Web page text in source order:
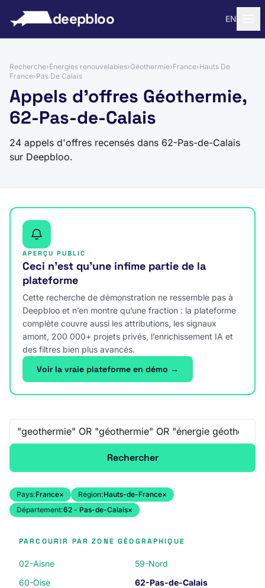
deepbloo EN
Recherche›Énergies renouvelables›Géothermie›France›Hauts De
France›Pas De Calais
Appels d'offres Géothermie,
62-Pas-de-Calais
24 appels d'offres recensés dans 62-Pas-de-Calais
sur Deepbloo.
APERÇU PUBLIC
Ceci n’est qu’une infime partie de la
plateforme
Cette recherche de démonstration ne ressemble pas à
Deepbloo et n’en montre qu’une fraction : la plateforme
complète couvre aussi les attributions, les signaux
amont, 200 000+ projets privés, l’enrichissement IA et
des filtres bien plus avancés.
Voir la vraie plateforme en démo →
Recherche libre
Rechercher
Pays:France× Région:Hauts-de-France×
Département:62 - Pas-de-Calais×
PARCOURIR PAR ZONE GÉOGRAPHIQUE
02-Aisne
59-Nord
60-Oise
62-Pas-de-Calais